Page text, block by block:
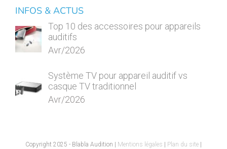
INFOS & ACTUS
Top 10 des accessoires pour appareils
auditifs
Avr/2026
Système TV pour appareil auditif vs
casque TV traditionnel
Avr/2026
Copyright 2025 - Blabla Audition | Mentions légales Plan du site